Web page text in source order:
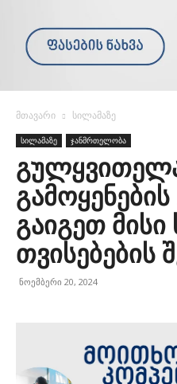
მთავარი სილამაზე
სილამაზე ჯანმრთელობა
გამოყენების
გაიგეთ
თვისებების
ნოემბერი 20, 2024